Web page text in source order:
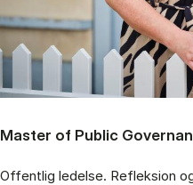
Master of Public
Offentlig ledelse. Refleksion